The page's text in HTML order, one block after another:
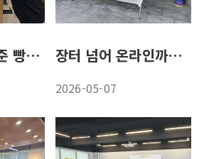
식사 걱정 덜어준 빵 한 봉지의 온기 장터 넘어 온라인까지 진출한 ‘늘솜 누룽지 ’인기몰이
2026-05-07